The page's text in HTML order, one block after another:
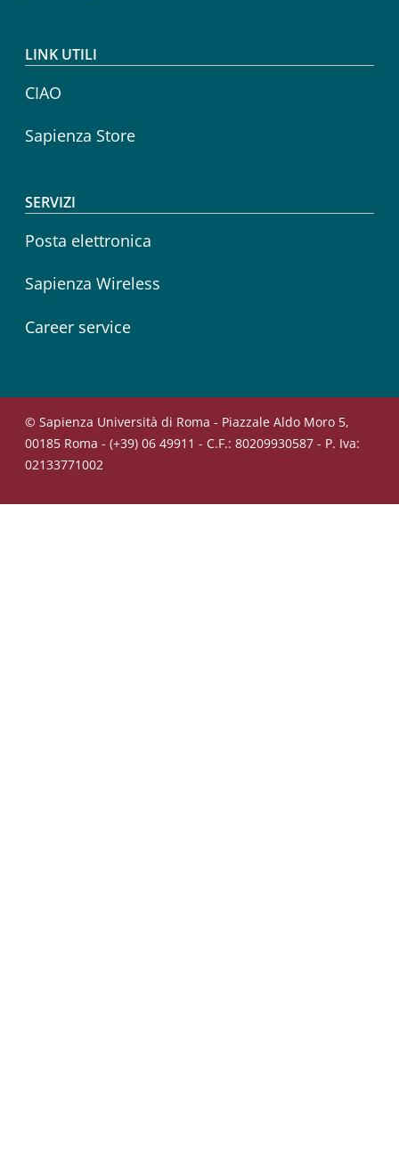
LINK UTILI
CIAO
Sapienza Store
SERVIZI
Posta elettronica
Sapienza Wireless
Career service
© Sapienza Università di Roma - Piazzale Aldo Moro 5,
00185 Roma - (+39) 06 49911 - C.F.: 80209930587 - P. Iva:
02133771002